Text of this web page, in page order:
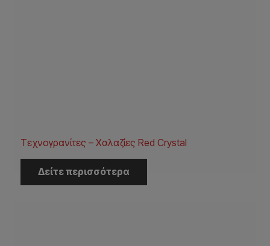
Τεχνογρανίτες – Χαλαζίες Red Crystal
Δείτε περισσότερα